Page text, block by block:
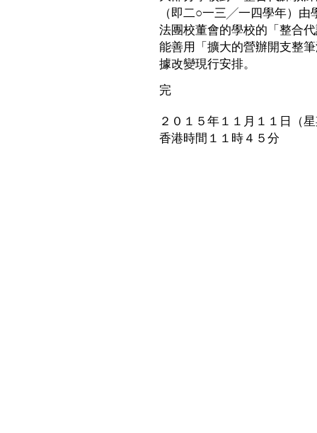
（即二○一三╱一四學年）由
法團校董會的學校的「整合
能善用「擴大的營辦開支整
據改變現行安排。
完
２０１５年１１月１１日（
香港時間１１時４５分